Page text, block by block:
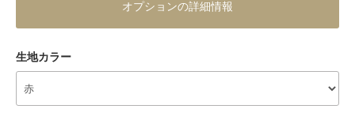
オプションの詳細情報
生地カラー